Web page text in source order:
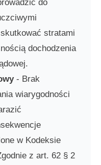
do
stratami
dochodzenia
- Brak
wiarygodności
w Kodeksie
z art. 62 § 2